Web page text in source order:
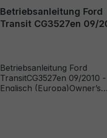
Betriebsanleitung Ford
Transit CG3527en 09/
Betriebsanleitung Ford
TransitCG3527en 09/2010 -
Englisch (Europa)Owner’s